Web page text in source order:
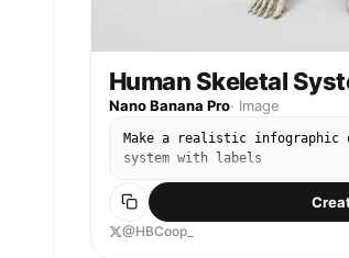
Human Skeletal
Nano Banana Pro· Image
Make a realistic infographic
system with labels
@HBCoop_